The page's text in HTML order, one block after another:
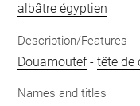
albâtre égyptien
Description/Features
Douamoutef-tête de
Names and titles